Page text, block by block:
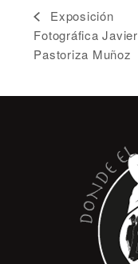
Exposición
Fotográfica Javier
Pastoriza Muñoz